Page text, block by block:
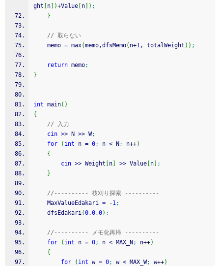
ght
n )+Value n ) ;
}
// 取らない
	memo
= max(memo,dfsMemo( n+1, totalWeight ) ) ;
return memo;
}
int main( )
{
// 入力
cin >> N >> W;
for
( int n = 0; n < N ; n++)
{
cin >> Weight n >> Value n
;
}
//---------- 枝刈り探索 ----------
	MaxValueEdakari
= -1;
	dfsEdakari
(0,0,0) ;
//---------- メモ化再帰 ----------
for
( int n = 0; n < MAX_N ; n++)
{
for
( int w = 0; w < MAX_W; w++)